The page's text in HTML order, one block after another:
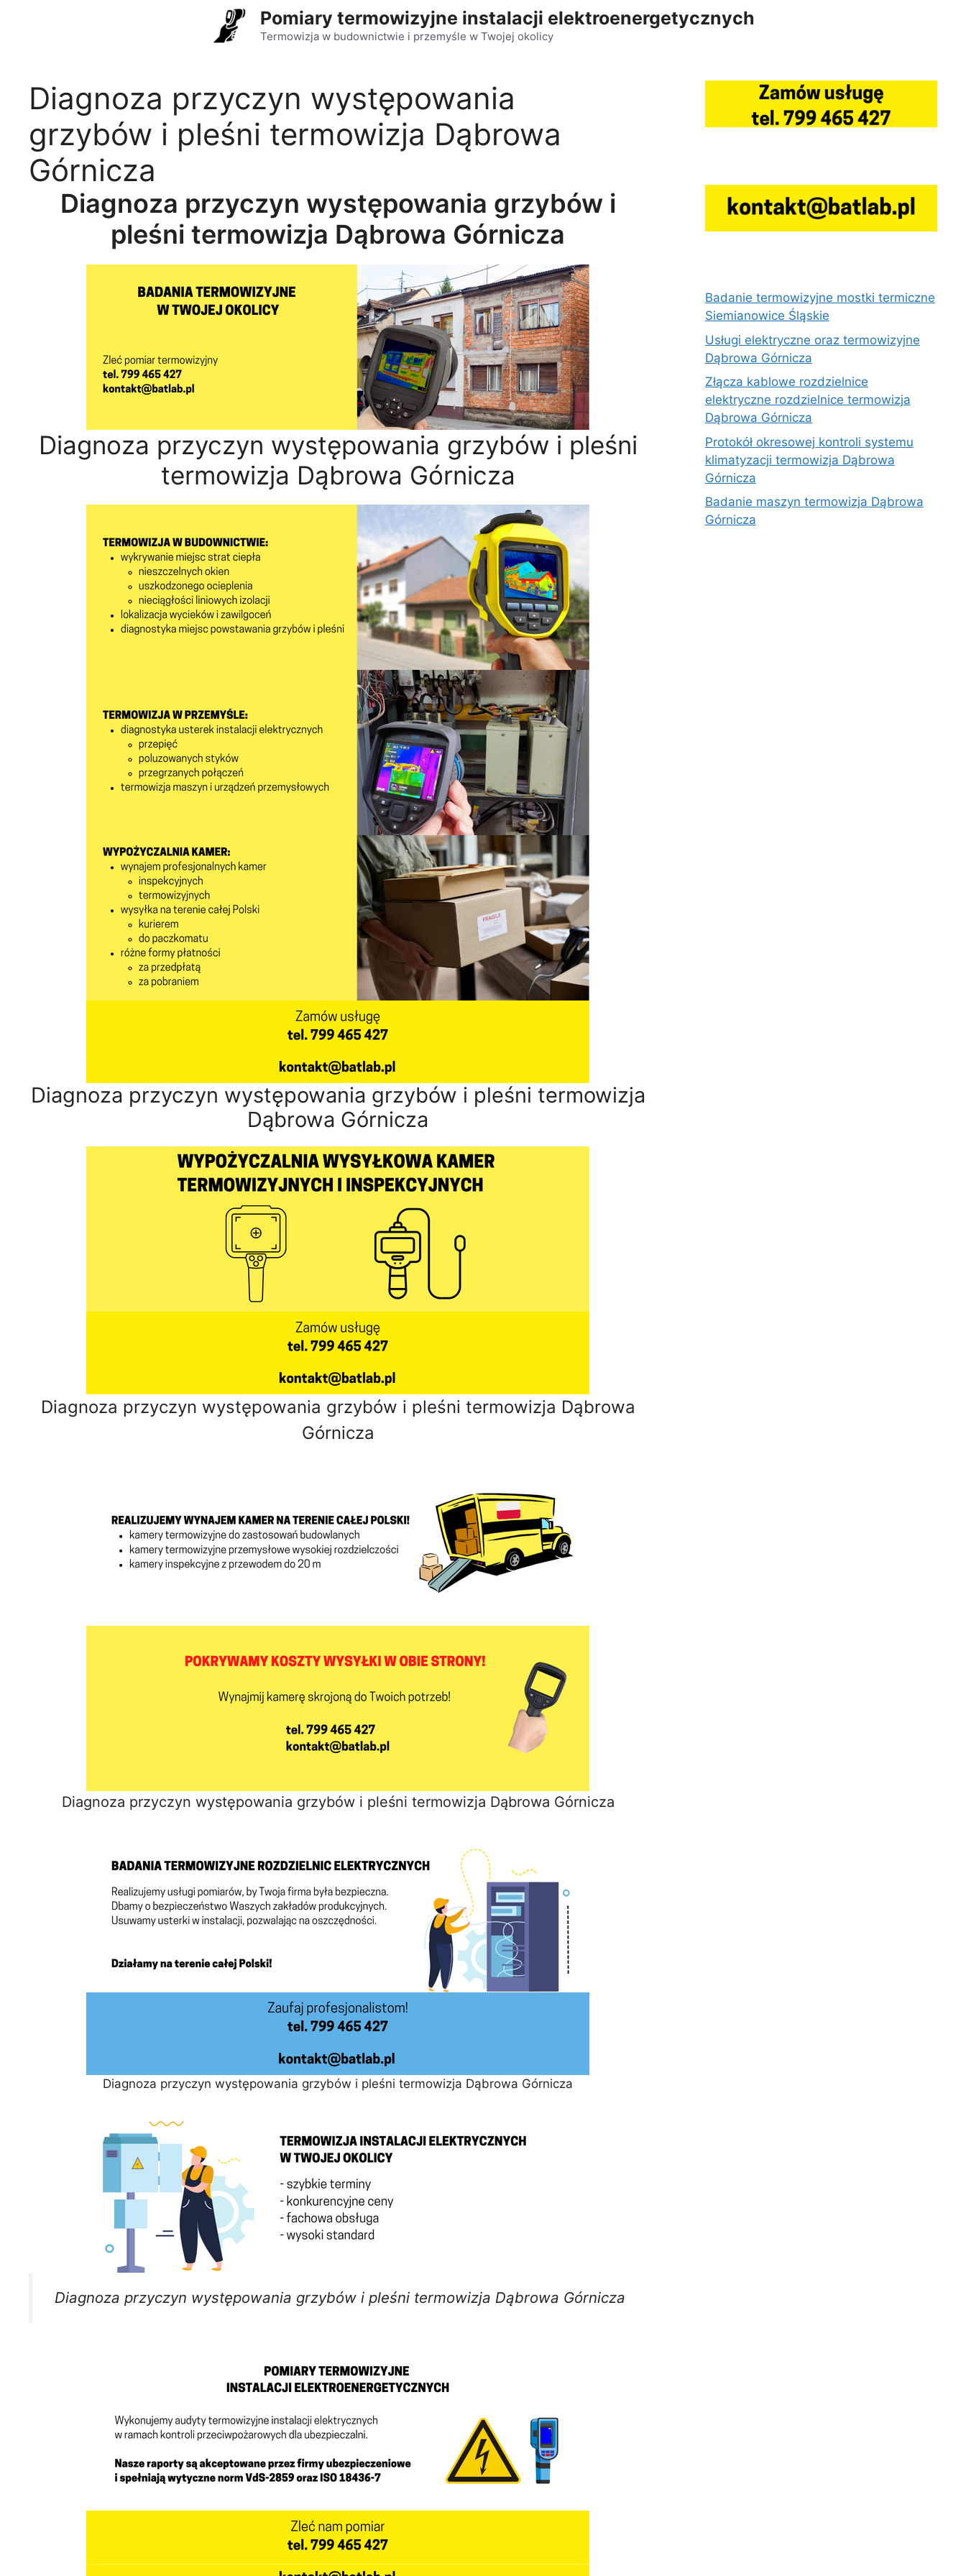
Pomiary termowizyjne instalacji elektroenergetycznych
Termowizja w budownictwie i przemyśle w Twojej okolicy
Diagnoza przyczyn występowania
grzybów i pleśni termowizja Dąbrowa
Górnicza
Diagnoza przyczyn występowania grzybów i
pleśni termowizja Dąbrowa Górnicza
Diagnoza przyczyn występowania grzybów i pleśni
termowizja Dąbrowa Górnicza
Diagnoza przyczyn występowania grzybów i pleśni termowizja
Dąbrowa Górnicza
Diagnoza przyczyn występowania grzybów i pleśni termowizja Dąbrowa
Górnicza
Diagnoza przyczyn występowania grzybów i pleśni termowizja Dąbrowa Górnicza
Diagnoza przyczyn występowania grzybów i pleśni termowizja Dąbrowa Górnicza
Diagnoza przyczyn występowania grzybów i pleśni termowizja Dąbrowa Górnicza
Badanie termowizyjne mostki termiczne
Siemianowice Śląskie
Usługi elektryczne oraz termowizyjne
Dąbrowa Górnicza
Złącza kablowe rozdzielnice
elektryczne rozdzielnice termowizja
Dąbrowa Górnicza
Protokół okresowej kontroli systemu
klimatyzacji termowizja Dąbrowa
Górnicza
Badanie maszyn termowizja Dąbrowa
Górnicza